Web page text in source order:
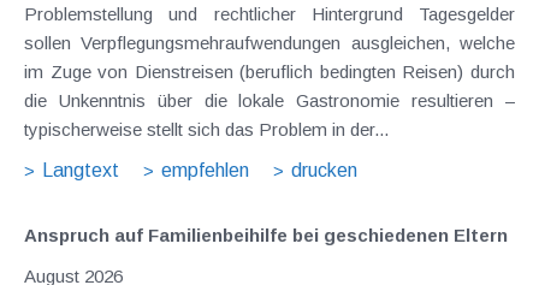
Problemstellung und rechtlicher Hintergrund Tagesgelder
sollen Verpflegungsmehraufwendungen ausgleichen, welche
im Zuge von Dienstreisen (beruflich bedingten Reisen) durch
die Unkenntnis über die lokale Gastronomie resultieren –
typischerweise stellt sich das Problem in der...
Langtext
empfehlen drucken
Anspruch auf Familienbeihilfe bei geschiedenen Eltern
August 2026